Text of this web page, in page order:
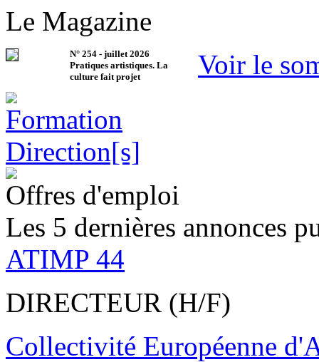
Le Magazine
N° 254 - juillet 2026
Pratiques artistiques. La
culture fait projet
Voir le
Offres d'emploi
Les 5 dernières annonces
ATIMP 44
DIRECTEUR (H/F)
Collectivité Européenne